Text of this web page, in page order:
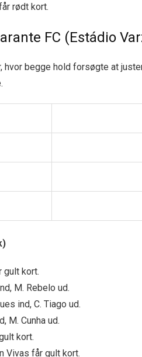
rødt kort.
FC (Estádio
hvor begge hold forsøgte at
gult kort.
M. Rebelo ud.
ind, C. Tiago ud.
M. Cunha ud.
kort.
Vivas får gult kort.